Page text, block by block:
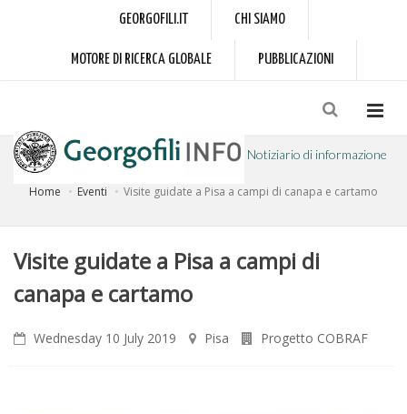
GEORGOFILI.IT CHI SIAMO
MOTORE DI RICERCA GLOBALE PUBBLICAZIONI
Notiziario di informazione
Home Eventi Visite guidate a Pisa a campi di canapa e cartamo
Visite guidate a Pisa a campi di
canapa e cartamo
Wednesday 10 July 2019 Pisa Progetto COBRAF